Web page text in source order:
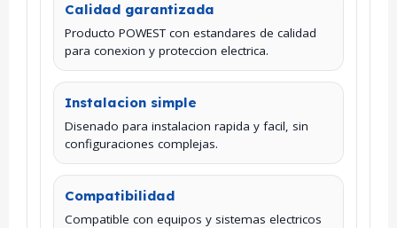
Calidad garantizada
Producto POWEST con estandares de calidad
para conexion y proteccion electrica.
Instalacion simple
Disenado para instalacion rapida y facil, sin
configuraciones complejas.
Compatibilidad
Compatible con equipos y sistemas electricos